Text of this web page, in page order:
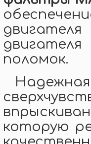
которую